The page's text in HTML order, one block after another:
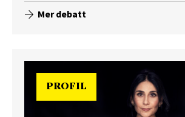
Mer debatt
PROFIL